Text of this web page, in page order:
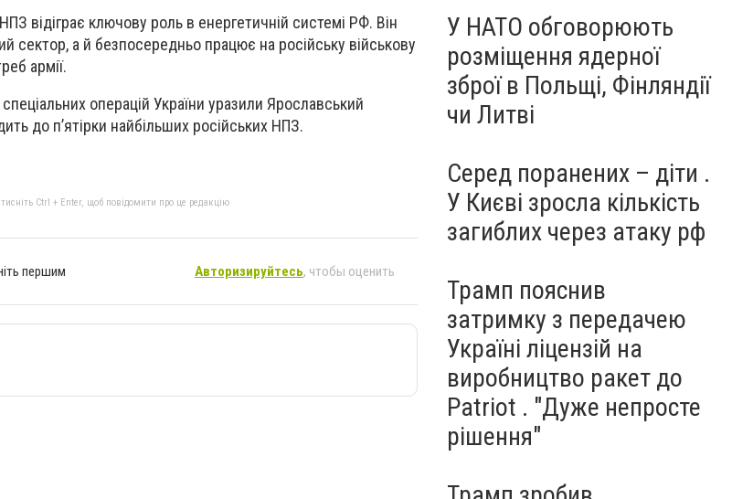
відіграє ключову роль в енергетичній системі РФ. Він
сектор, а й безпосередньо працює на російську військову
армії.
операцій України уразили Ярославський
до п’ятірки найбільших російських НПЗ.
Ctrl + Enter, щоб повідомити про це редакцію
першим Авторизируйтесь, чтобы оценить
У НАТО обговорюють
розміщення ядерної
зброї в Польщі, Фінляндії
чи Литві
Серед поранених – діти .
У Києві зросла кількість
загиблих через атаку рф
Трамп пояснив
затримку з передачею
Україні ліцензій на
виробництво ракет до
Patriot . "Дуже непросте
рішення"